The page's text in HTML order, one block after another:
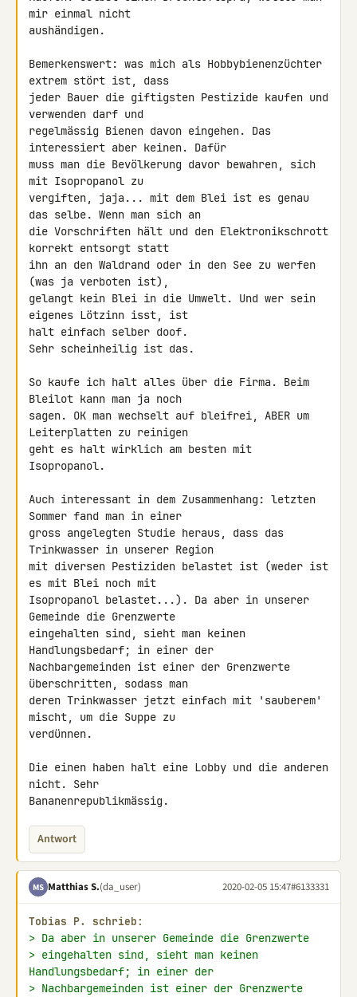
mir einmal nicht
aushändigen.
Bemerkenswert: was mich als Hobbybienenzüchter
extrem stört ist, dass
jeder Bauer die giftigsten Pestizide kaufen und
verwenden darf und
regelmässig Bienen davon eingehen. Das
interessiert aber keinen. Dafür
muss man die Bevölkerung davor bewahren, sich
mit Isopropanol zu
vergiften, jaja... mit dem Blei ist es genau
das selbe. Wenn man sich an
die Vorschriften hält und den Elektronikschrott
korrekt entsorgt statt
ihn an den Waldrand oder in den See zu werfen
(was ja verboten ist),
gelangt kein Blei in die Umwelt. Und wer sein
eigenes Lötzinn isst, ist
halt einfach selber doof.
Sehr scheinheilig ist das.
So kaufe ich halt alles über die Firma. Beim
Bleilot kann man ja noch
sagen. OK man wechselt auf bleifrei, ABER um
Leiterplatten zu reinigen
geht es halt wirklich am besten mit
Isopropanol.
Auch interessant in dem Zusammenhang: letzten
Sommer fand man in einer
gross angelegten Studie heraus, dass das
Trinkwasser in unserer Region
mit diversen Pestiziden belastet ist (weder ist
es mit Blei noch mit
Isopropanol belastet...). Da aber in unserer
Gemeinde die Grenzwerte
eingehalten sind, sieht man keinen
Handlungsbedarf; in einer der
Nachbargemeinden ist einer der Grenzwerte
überschritten, sodass man
deren Trinkwasser jetzt einfach mit 'sauberem'
mischt, um die Suppe zu
verdünnen.
Die einen haben halt eine Lobby und die anderen
nicht. Sehr
Bananenrepublikmässig.
Antwort
MS Matthias S.(da_user) 2020-02-05 15:47#6133331
Tobias P. schrieb:
> Da aber in unserer Gemeinde die Grenzwerte
> eingehalten sind, sieht man keinen
Handlungsbedarf; in einer der
> Nachbargemeinden ist einer der Grenzwerte